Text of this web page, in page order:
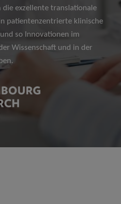
exzellente translationale
patientenzentrierte klinische
so Innovationen im
Wissenschaft und in der